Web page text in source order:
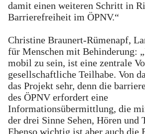
damit einen weiteren Schritt in
Barrierefreiheit im ÖPNV.“
Christine Braunert-Rümenapf,
für Menschen mit Behinderung:
mobil zu sein, ist eine zentrale
gesellschaftliche Teilhabe. Von
das Projekt sehr, denn die
des ÖPNV erfordert eine
Informationsübermittlung, die
der drei Sinne Sehen, Hören und
Ebenso wichtig ist aber auch die